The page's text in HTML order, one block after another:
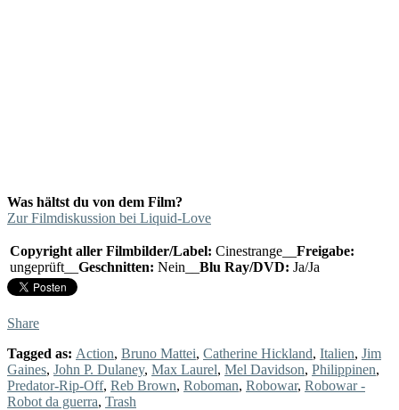
Was hältst du von dem Film?
Zur Filmdiskussion bei Liquid-Love
Copyright aller Filmbilder/Label: Cinestrange__ Freigabe:
ungeprüft__ Geschnitten: Nein__ Blu Ray/DVD: Ja/Ja
Share
Tagged as: Action, Bruno Mattei, Catherine Hickland, Italien, Jim
Gaines, John P. Dulaney, Max Laurel, Mel Davidson, Philippinen,
Predator-Rip-Off, Reb Brown, Roboman, Robowar, Robowar -
Robot da guerra, Trash